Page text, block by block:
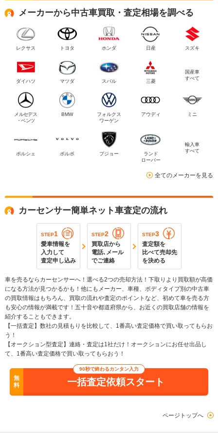
メーカーから中古車買取・査定相場を調べる
レクサス トヨタ ホンダ 日産 スズキ
ダイハツ マツダ スバル 三菱
国産車
すべて
メルセデス
・ベンツ
BMW
フォルクス
ワーゲン
アウディ ミニ
ポルシェ ボルボ プジョー
ランド
ローバー
輸入車
すべて
全てのメーカーを見る
カーセンサー簡単ネット車査定の流れ
STEP1
愛車情報を
入力して
査定申し込み
STEP2
買取店から
電話､メール
でご連絡
STEP3
査定額を
比べて売却先
を決める
車を売るならカーセンサーへ！選べる2つの売却方法！下取りより買取額が高価
になる方法が見つかるかも！他にもメーカー、車種、ボディタイプ別の中古車
の買取情報はもちろん、買取の流れや査定のポイントなど、初めて車を売る方
も安心の情報が満載です！五十音や都道府県から、お近くの買取店舗の情報を
紹介することもできます。
【一括査定】数社の見積もりを比較して、1番高い査定価格で買い取ってもらお
う！
【オークション型査定】連絡・査定は1社だけ！オークションにお任せ出品し
て、1番高い査定価格で買い取ってもらおう！
無
料
90秒で終わるカンタン入力
一括査定依頼スタート
ページトップへ